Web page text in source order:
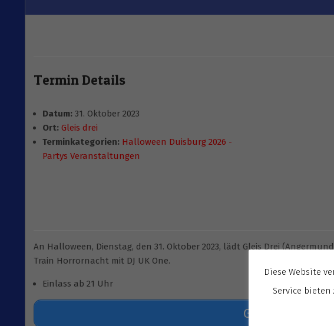
Termin Details
Datum: 31. Oktober 2023
Ort: Gleis drei
Terminkategorien: Halloween Duisburg 2026 -
Partys Veranstaltungen
An Halloween, Dienstag, den 31. Oktober 2023, lädt Gleis Drei
Train Horrornacht mit DJ UK One.
Einlass ab 21 Uhr
Gleis drei
Diese Website
Service bieten